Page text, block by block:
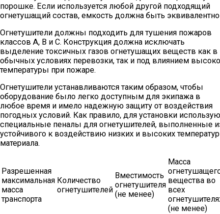
порошке. Если используется любой другой подходящий
огнетушащий состав, емкость должна быть
Огнетушители должны подходить для тушения пожаров
классов А, В и С. Конструкция должна исключать
выделение токсичных газов огнетушащих веществ как в
обычных условиях перевозки, так и под влиянием
температуры при пожаре.
Огнетушители устанавливаются таким образом, чтобы
оборудование было легко доступным для экипажа в
любое время и имело надежную защиту от воздействия
погодных условий. Как правило, для установки
специальные пеналы для огнетушителей, выполненные
устойчивого к воздействию низких и высоких температур
материала.
Разрешенная
максимальная
масса
транспорта
Количество
огнетушителей
Вместимость
огнетушителя
(не менее)
Масса
вещества во
всех
(не менее)